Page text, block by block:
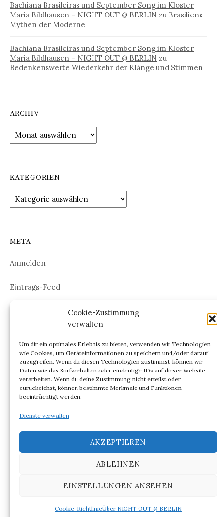
Cookie-Zustimmung
verwalten
Um dir ein optimales Erlebnis zu bieten, verwenden wir Technologien
wie Cookies, um Geräteinformationen zu speichern und/oder darauf
zuzugreifen. Wenn du diesen Technologien zustimmst, können wir
Daten wie das Surfverhalten oder eindeutige IDs auf dieser Website
verarbeiten. Wenn du deine Zustimmung nicht erteilst oder
zurückziehst, können bestimmte Merkmale und Funktionen
beeinträchtigt werden.
Dienste verwalten
AKZEPTIEREN
ABLEHNEN
EINSTELLUNGEN ANSEHEN
Cookie-RichtlinieÜber NIGHT OUT @ BERLIN
Bachiana Brasileiras und September Song im Kloster
Maria Bildhausen – NIGHT OUT @ BERLIN zu Brasiliens
Mythen der Moderne
Bachiana Brasileiras und September Song im Kloster
Maria Bildhausen – NIGHT OUT @ BERLIN zu
Bedenkenswerte Wiederkehr der Klänge und Stimmen
ARCHIV
Archiv
KATEGORIEN
Kategorien
META
Anmelden
Eintrags-Feed
Kommentar-Feed
ARCHIV
Archiv
© 2026NIGHT OUT @ BERLIN